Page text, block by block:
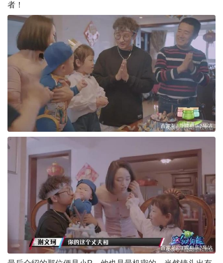
者！